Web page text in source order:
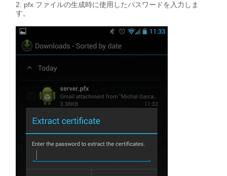
pfx ファイルの生成時に使用したパスワードを入力しま
す。